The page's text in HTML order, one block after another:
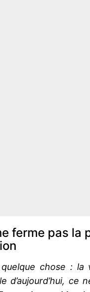
ferme pas la
quelque chose : la
d’aujourd’hui, ce